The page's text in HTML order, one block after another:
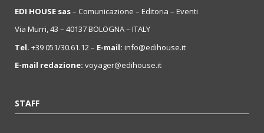
EDI HOUSE sas– Comunicazione – Editoria – Eventi
Via Murri, 43 – 40137 BOLOGNA – ITALY
Tel. +39 051/30.61.12 – E-mail: info@edihouse.it
E-mail redazione: voyager@edihouse.it
STAFF